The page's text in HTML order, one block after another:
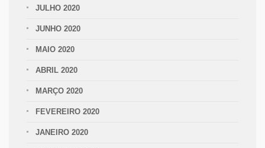
JULHO 2020
JUNHO 2020
MAIO 2020
ABRIL 2020
MARÇO 2020
FEVEREIRO 2020
JANEIRO 2020